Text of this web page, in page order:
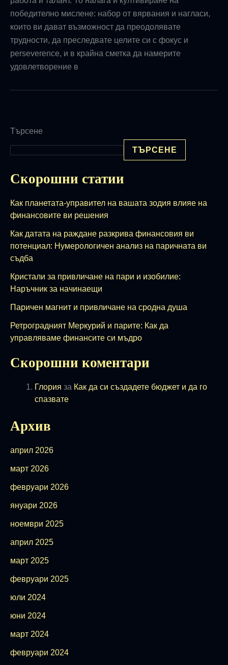
победително мислене: набор от вярвания и нагласи,
които ви дават възможност да преодолявате
трудности, да преследвате целите си с фокус и
perseverence, и в крайна сметка да намерите
удовлетворение в
Търсене
ТЪРСЕНЕ
Скорошни статии
Как планетата-управител на вашата зодия влияе на
финансовите ви решения
Как датата на раждане разкрива финансовия ви
потенциал: Нумерологичен анализ на паричната ви
съдба
Кристали за привличане на пари и изобилие:
Наръчник за начинаещи
Паричен магнит и привличане на сродна душа
Ретроградният Меркурий и парите: Как да
управляваме финансите си мъдро
Скорошни коментари
Глория за Как да си създадете бюджет и да го
спазвате
Архив
април 2026
март 2026
февруари 2026
януари 2026
ноември 2025
април 2025
март 2025
февруари 2025
юли 2024
юни 2024
март 2024
февруари 2024